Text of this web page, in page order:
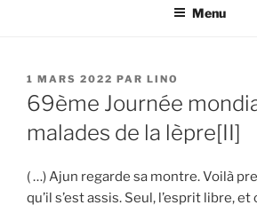
Menu
PUBLIÉ
LE
1 MARS 2022 PAR LINO
69ème Journée
malades de la lèpre[II]
( …) Ajun regarde sa montre. Voilà
qu’il s’est assis. Seul, l’esprit libre,